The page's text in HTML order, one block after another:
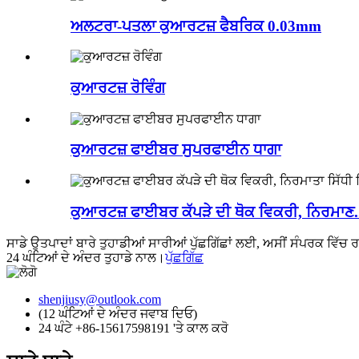
ਅਲਟਰਾ-ਪਤਲਾ ਕੁਆਰਟਜ਼ ਫੈਬਰਿਕ 0.03mm
ਕੁਆਰਟਜ਼ ਰੋਵਿੰਗ
ਕੁਆਰਟਜ਼ ਫਾਈਬਰ ਸੁਪਰਫਾਈਨ ਧਾਗਾ
ਕੁਆਰਟਜ਼ ਫਾਈਬਰ ਕੱਪੜੇ ਦੀ ਥੋਕ ਵਿਕਰੀ,
ਸਾਡੇ ਉਤਪਾਦਾਂ ਬਾਰੇ ਤੁਹਾਡੀਆਂ ਸਾਰੀਆਂ ਪੁੱਛਗਿੱਛਾਂ ਲਈ, ਅਸੀਂ ਸੰਪਰਕ ਵਿੱਚ
24 ਘੰਟਿਆਂ ਦੇ ਅੰਦਰ ਤੁਹਾਡੇ ਨਾਲ।ਪੁੱਛਗਿੱਛ
shenjiusy@outlook.com
(12 ਘੰਟਿਆਂ ਦੇ ਅੰਦਰ ਜਵਾਬ ਦਿਓ)
24 ਘੰਟੇ +86-15617598191 'ਤੇ ਕਾਲ ਕਰੋ